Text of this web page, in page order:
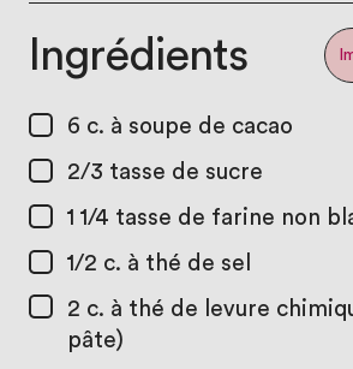
Ingrédients
6 c. à soupe de cacao
2/3 tasse de sucre
1 1/4 tasse de farine non
1/2 c. à thé de sel
2 c. à thé de levure
pâte)